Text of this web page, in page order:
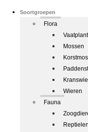
Soortgroepen
Flora
Mossen
Wieren
Fauna
Reptielen